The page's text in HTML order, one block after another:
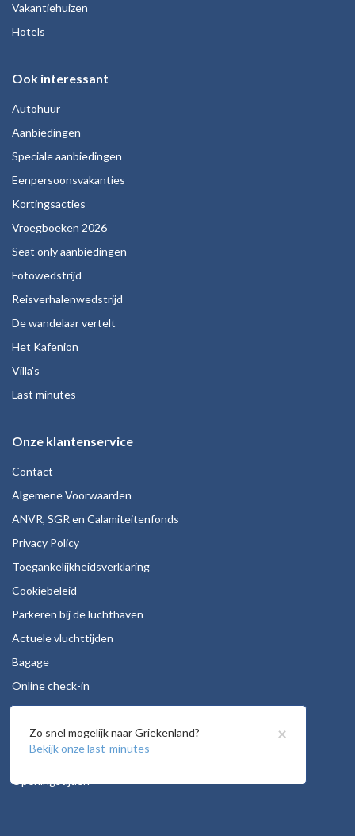
Vakantiehuizen
Hotels
Ook interessant
Autohuur
Aanbiedingen
Speciale aanbiedingen
Eenpersoonsvakanties
Kortingsacties
Vroegboeken 2026
Seat only aanbiedingen
Fotowedstrijd
Reisverhalenwedstrijd
De wandelaar vertelt
Het Kafenion
Villa's
Last minutes
Onze klantenservice
Contact
Algemene Voorwaarden
ANVR, SGR en Calamiteitenfonds
Privacy Policy
Toegankelijkheidsverklaring
Cookiebeleid
Parkeren bij de luchthaven
Actuele vluchttijden
Bagage
Online check-in
Stoelreservering
Autohuur
Vacatures
Openingstijden
×
Zo snel mogelijk naar Griekenland?
Bekijk onze last-minutes